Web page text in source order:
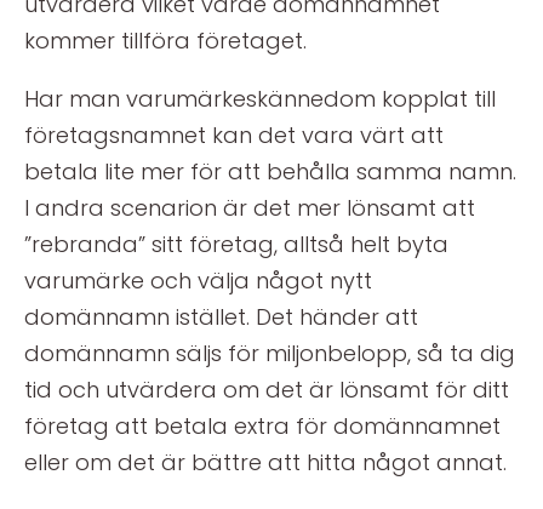
kommer tillföra företaget.
Har man varumärkeskännedom kopplat till
företagsnamnet kan det vara värt att
betala lite mer för att behålla samma namn.
I andra scenarion är det mer lönsamt att
”rebranda” sitt företag, alltså helt byta
varumärke och välja något nytt
domännamn istället. Det händer att
domännamn säljs för miljonbelopp, så ta dig
tid och utvärdera om det är lönsamt för ditt
företag att betala extra för domännamnet
eller om det är bättre att hitta något annat.